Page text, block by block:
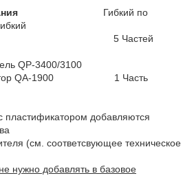
Гибкий по
QC 5 Частей
QP-3400/3100
QA-1900 1 Часть
пластификатором добавляются
(см. соответсвующее техническое
нужно добавлять в базовое